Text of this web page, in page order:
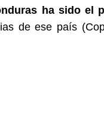
ha sido el
de ese país